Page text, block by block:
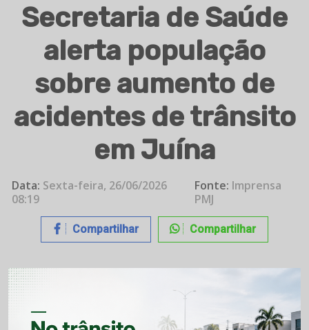
Secretaria de Saúde
alerta população
sobre aumento de
acidentes de trânsito
em Juína
Data: Sexta-feira, 26/06/2026
08:19
Fonte: Imprensa
PMJ
Compartilhar Compartilhar